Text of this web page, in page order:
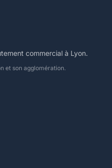
commercial à Lyon.
et son agglomération.